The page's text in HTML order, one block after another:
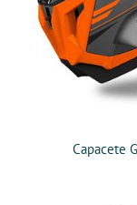
Capacete